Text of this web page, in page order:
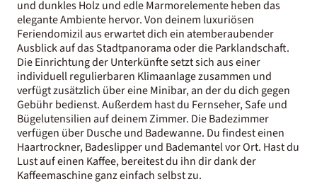
und dunkles Holz und edle Marmorelemente heben das
elegante Ambiente hervor. Von deinem luxuriösen
Feriendomizil aus erwartet dich ein atemberaubender
Ausblick auf das Stadtpanorama oder die Parklandschaft.
Die Einrichtung der Unterkünfte setzt sich aus einer
individuell regulierbaren Klimaanlage zusammen und
verfügt zusätzlich über eine Minibar, an der du dich gegen
Gebühr bedienst. Außerdem hast du Fernseher, Safe und
Bügelutensilien auf deinem Zimmer. Die Badezimmer
verfügen über Dusche und Badewanne. Du findest einen
Haartrockner, Badeslipper und Bademantel vor Ort. Hast du
Lust auf einen Kaffee, bereitest du ihn dir dank der
Kaffeemaschine ganz einfach selbst zu.